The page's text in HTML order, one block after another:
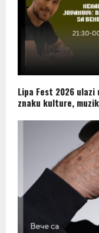
Lipa Fest 2026 ulazi
znaku kulture,